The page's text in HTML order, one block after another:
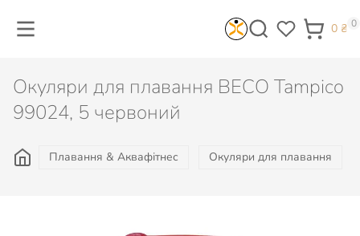
0 ₴ 0
Окуляри для плавання BECO Tampico
99024, 5 червоний
Плавання & Аквафітнес Окуляри для плавання